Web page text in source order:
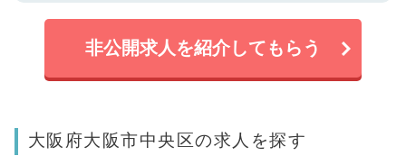
非公開求人を紹介してもらう
大阪府大阪市中央区の求人を探す